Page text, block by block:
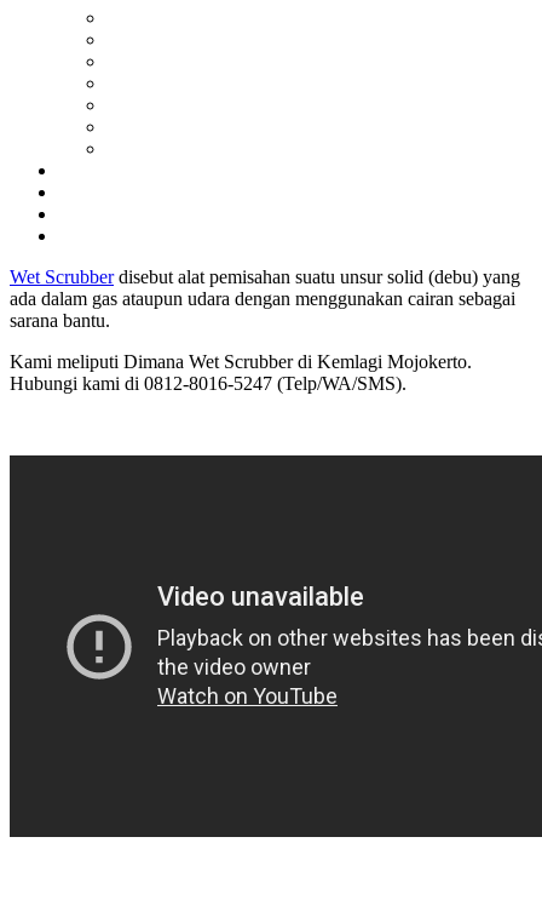
Wet Scrubberdisebut alat pemisahan suatu unsur solid (debu) yang
ada dalam gas ataupun udara dengan menggunakan cairan sebagai
sarana bantu.
Kami meliputi Dimana Wet Scrubber di Kemlagi Mojokerto.
Hubungi kami di 0812-8016-5247 (Telp/WA/SMS).